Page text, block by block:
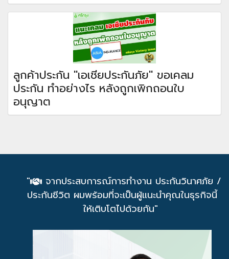
ลูกค้าประกัน "เอเชียประกันภัย" ขอเคลม
ประกัน ทำอย่างไร หลังถูกเพิกถอนใบ
อนุญาต
"
จากประสบการณ์การทำงาน ประกันวินาศภัย /
ประกันชีวิต ผมพร้อมที่จะเป็นผู้แนะนำคุณในธุรกิจนี้
ให้เติบโตไปด้วยกัน"